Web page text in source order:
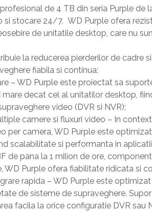
de 4 TB din seria Purple de
si stocare 24/7. WD Purple ofera
de unitatile desktop, care nu
la reducerea pierderilor de cadre
fiabila si continua;
– WD Purple este proiectat sa
mare decat cel al unitatilor desktop,
video (DVR si NVR);
camere si fluxuri video – In
per camera, WD Purple este
scalabilitate si performanta in
de pana la 1 milion de ore,
WD Purple ofera fiabilitate ridicata si
rapida – WD Purple este
de sisteme de supraveghere.
facila la orice configuratie DVR sau